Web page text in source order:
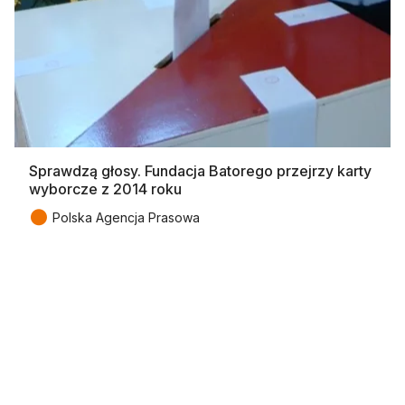
Sprawdzą głosy. Fundacja Batorego przejrzy karty
wyborcze z 2014 roku
● Polska Agencja Prasowa